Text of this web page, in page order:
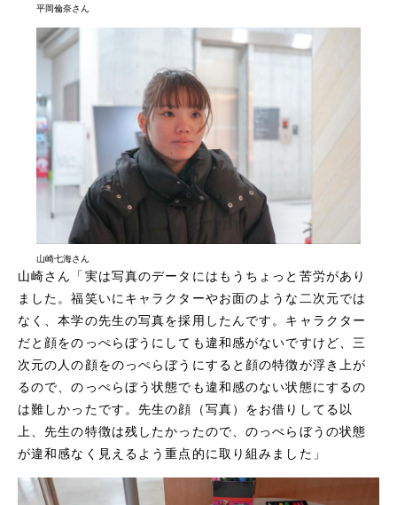
平岡倫奈さん
山崎七海さん
山崎さん「実は写真のデータにはもうちょっと苦労があり
ました。福笑いにキャラクターやお面のような二次元では
なく、本学の先生の写真を採用したんです。キャラクター
だと顔をのっぺらぼうにしても違和感がないですけど、三
次元の人の顔をのっぺらぼうにすると顔の特徴が浮き上が
るので、のっぺらぼう状態でも違和感のない状態にするの
は難しかったです。先生の顔（写真）をお借りしてる以
上、先生の特徴は残したかったので、のっぺらぼうの状態
が違和感なく見えるよう重点的に取り組みました」